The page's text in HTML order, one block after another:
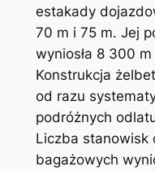
estakady
70 m i 75 m. Jej
wyniosła 8 300
Konstrukcja
od razu
podróżnych
Liczba
bagażowych